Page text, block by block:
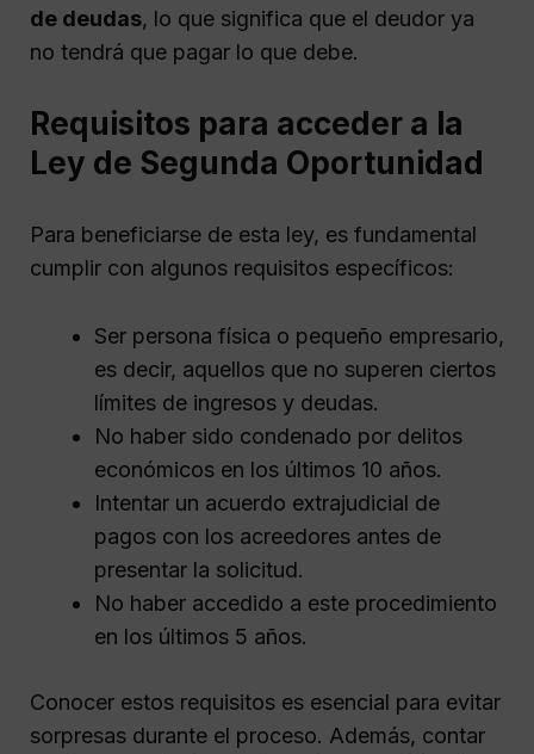
de deudas, lo que significa que el deudor ya
no tendrá que pagar lo que debe.
Requisitos para acceder a la
Ley de Segunda Oportunidad
Para beneficiarse de esta ley, es fundamental
cumplir con algunos requisitos específicos:
Ser persona física o pequeño empresario,
es decir, aquellos que no superen ciertos
límites de ingresos y deudas.
No haber sido condenado por delitos
económicos en los últimos 10 años.
Intentar un acuerdo extrajudicial de
pagos con los acreedores antes de
presentar la solicitud.
No haber accedido a este procedimiento
en los últimos 5 años.
Conocer estos requisitos es esencial para evitar
sorpresas durante el proceso. Además, contar